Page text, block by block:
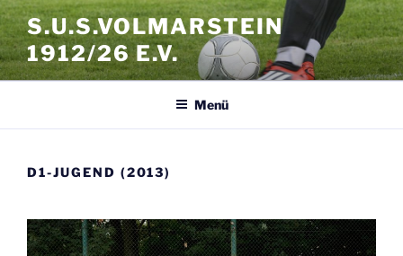
Zum
Inhalt
springen
S.U.S.VOLMARSTEIN
1912/26 E.V.
Menü
D1-JUGEND (2013)